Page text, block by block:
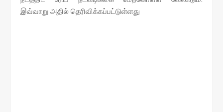
இவ்வாறு அதில் தெரிவிக்கப்பட்டுள்ளது